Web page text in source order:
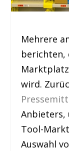
Mehrere
berichten,
wird.
Anbieters,
Tool-
Auswahl